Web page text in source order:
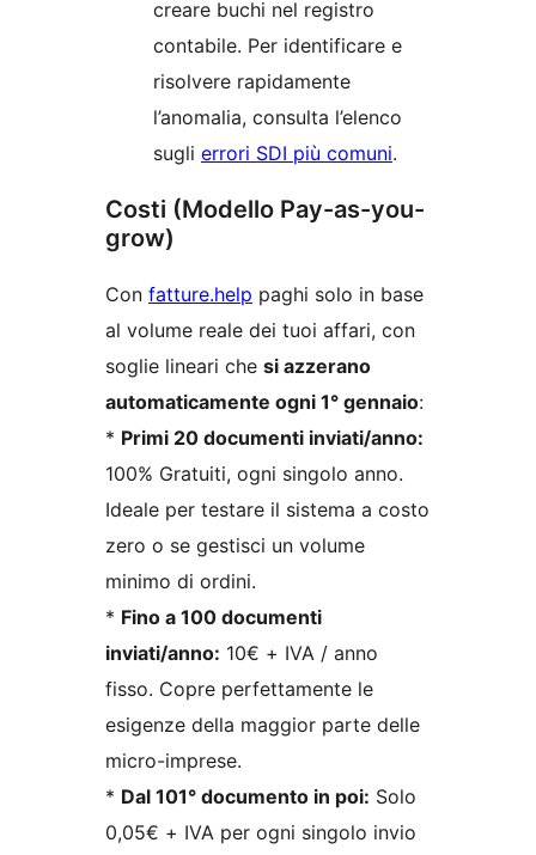
creare buchi nel registro
contabile. Per identificare e
risolvere rapidamente
l’anomalia, consulta l’elenco
sugli errori SDI più comuni.
Costi (Modello Pay-as-you-
grow)
Con fatture.help paghi solo in base
al volume reale dei tuoi affari, con
soglie lineari che si azzerano
automaticamente ogni 1° gennaio:
* Primi 20 documenti inviati/anno:
100% Gratuiti, ogni singolo anno.
Ideale per testare il sistema a costo
zero o se gestisci un volume
minimo di ordini.
* Fino a 100 documenti
inviati/anno: 10€ + IVA / anno
fisso. Copre perfettamente le
esigenze della maggior parte delle
micro-imprese.
* Dal 101° documento in poi: Solo
0,05€ + IVA per ogni singolo invio